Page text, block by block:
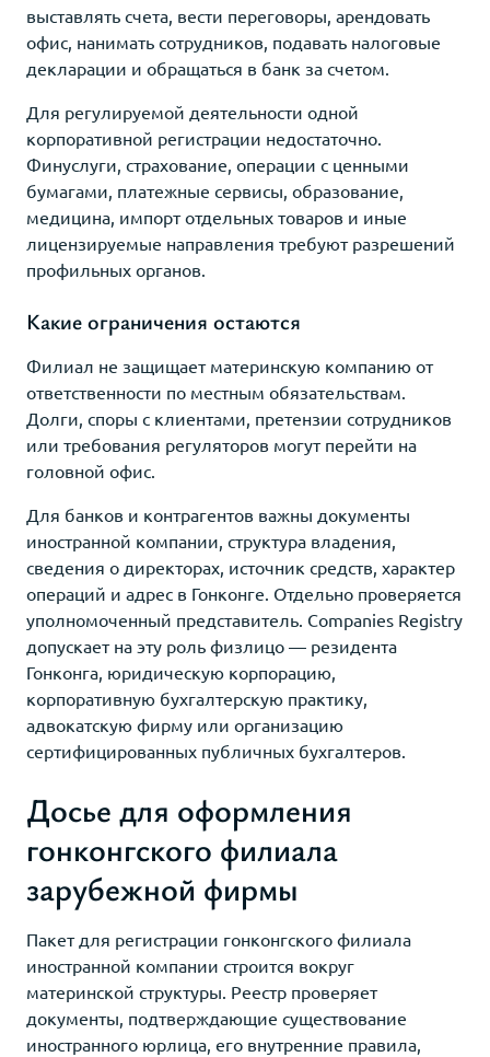
выставлять счета, вести переговоры, арендовать
офис, нанимать сотрудников, подавать налоговые
декларации и обращаться в банк за счетом.
Для регулируемой деятельности одной
корпоративной регистрации недостаточно.
Финуслуги, страхование, операции с ценными
бумагами, платежные сервисы, образование,
медицина, импорт отдельных товаров и иные
лицензируемые направления требуют разрешений
профильных органов.
Какие ограничения остаются
Филиал не защищает материнскую компанию от
ответственности по местным обязательствам.
Долги, споры с клиентами, претензии сотрудников
или требования регуляторов могут перейти на
головной офис.
Для банков и контрагентов важны документы
иностранной компании, структура владения,
сведения о директорах, источник средств, характер
операций и адрес в Гонконге. Отдельно проверяется
уполномоченный представитель. Companies Registry
допускает на эту роль физлицо — резидента
Гонконга, юридическую корпорацию,
корпоративную бухгалтерскую практику,
адвокатскую фирму или организацию
сертифицированных публичных бухгалтеров.
Досье для оформления
гонконгского филиала
зарубежной фирмы
Пакет для регистрации гонконгского филиала
иностранной компании строится вокруг
материнской структуры. Реестр проверяет
документы, подтверждающие существование
иностранного юрлица, его внутренние правила,